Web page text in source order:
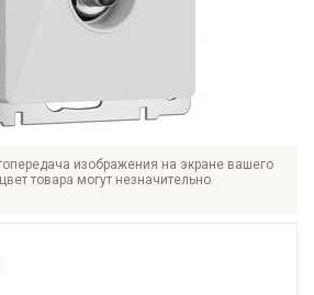
изображения на экране вашего
товара могут незначительно